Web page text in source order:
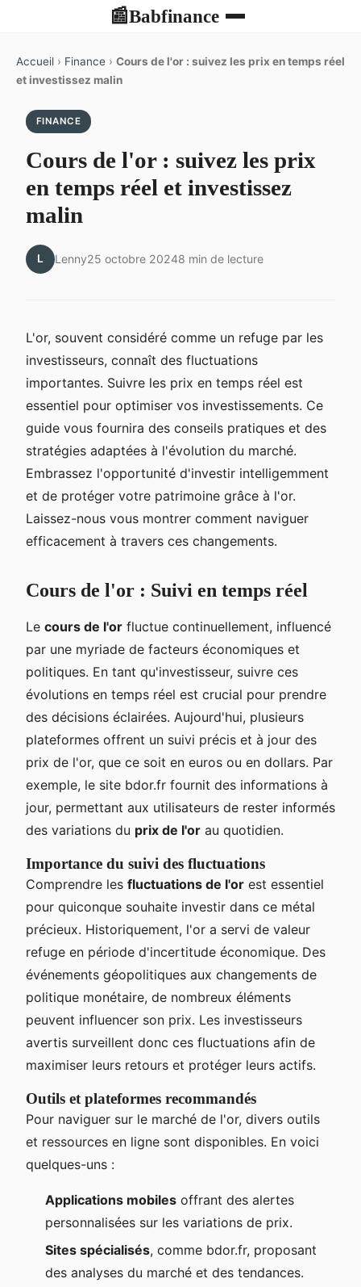
📰Babfinance
Accueil › Finance › Cours de l'or : suivez les prix en temps réel
et investissez malin
FINANCE
Cours de l'or : suivez les prix
en temps réel et investissez
malin
L Lenny25 octobre 20248 min de lecture
L'or, souvent considéré comme un refuge par les
investisseurs, connaît des fluctuations
importantes. Suivre les prix en temps réel est
essentiel pour optimiser vos investissements. Ce
guide vous fournira des conseils pratiques et des
stratégies adaptées à l'évolution du marché.
Embrassez l'opportunité d'investir intelligemment
et de protéger votre patrimoine grâce à l'or.
Laissez-nous vous montrer comment naviguer
efficacement à travers ces changements.
Cours de l'or : Suivi en temps réel
Le cours de l'or fluctue continuellement, influencé
par une myriade de facteurs économiques et
politiques. En tant qu'investisseur, suivre ces
évolutions en temps réel est crucial pour prendre
des décisions éclairées. Aujourd'hui, plusieurs
plateformes offrent un suivi précis et à jour des
prix de l'or, que ce soit en euros ou en dollars. Par
exemple, le site bdor.fr fournit des informations à
jour, permettant aux utilisateurs de rester informés
des variations du prix de l'or au quotidien.
Importance du suivi des fluctuations
Comprendre les fluctuations de l'or est essentiel
pour quiconque souhaite investir dans ce métal
précieux. Historiquement, l'or a servi de valeur
refuge en période d'incertitude économique. Des
événements géopolitiques aux changements de
politique monétaire, de nombreux éléments
peuvent influencer son prix. Les investisseurs
avertis surveillent donc ces fluctuations afin de
maximiser leurs retours et protéger leurs actifs.
Outils et plateformes recommandés
Pour naviguer sur le marché de l'or, divers outils
et ressources en ligne sont disponibles. En voici
quelques-uns :
Applications mobiles offrant des alertes
personnalisées sur les variations de prix.
Sites spécialisés, comme bdor.fr, proposant
des analyses du marché et des tendances.